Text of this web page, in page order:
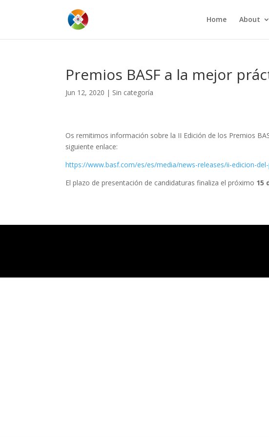
Home About
Premios BASF a la mejor
Jun 12, 2020 | Sin categoría
Os remitimos información sobre la II Edición de los Premios
siguiente enlace:
https://www.basf.com/es/es/media/news-releases/ii-edicion-
El plazo de presentación de candidaturas finaliza el próximo 15